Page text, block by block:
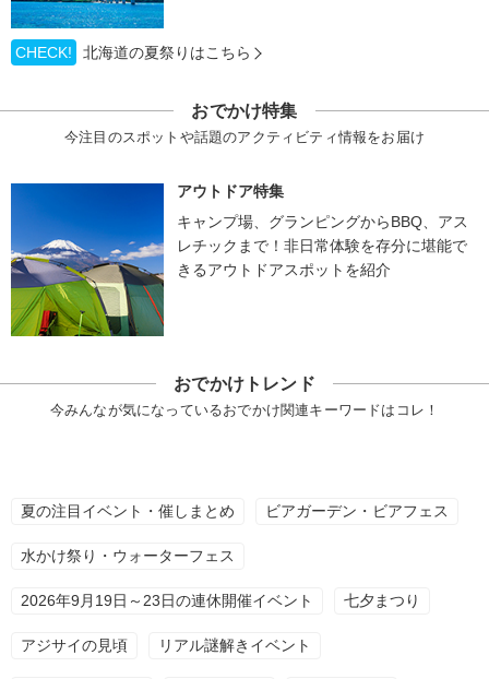
CHECK! 北海道の夏祭りはこちら
おでかけ特集
今注目のスポットや話題のアクティビティ情報をお届け
アウトドア特集
キャンプ場、グランピングからBBQ、アス
レチックまで！非日常体験を存分に堪能で
きるアウトドアスポットを紹介
おでかけトレンド
今みんなが気になっているおでかけ関連キーワードはコレ！
夏の注目イベント・催しまとめ ビアガーデン・ビアフェス
水かけ祭り・ウォーターフェス
2026年9月19日～23日の連休開催イベント 七夕まつり
アジサイの見頃 リアル謎解きイベント